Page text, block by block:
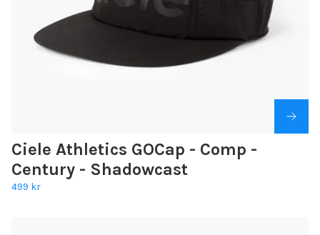
Ciele Athletics GOCap - Comp -
Century - Shadowcast
499 kr